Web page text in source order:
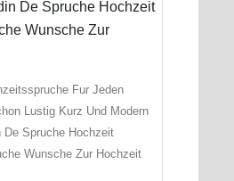
Fur Jeden
Lustig Kurz Und Modern
De Spruche Hochzeit
Wunsche Zur Hochzeit